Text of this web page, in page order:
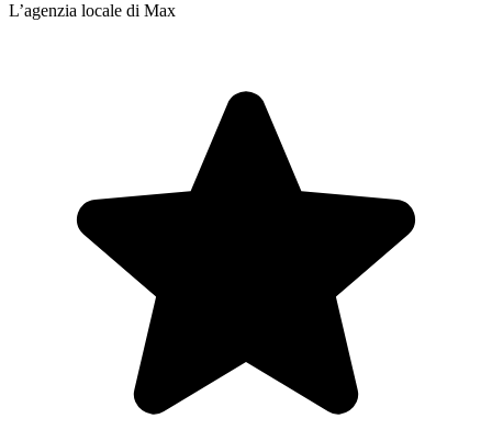
L’agenzia locale di Max